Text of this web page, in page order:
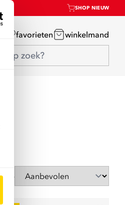
SHOP NIEUW
favorieten winkelmand
op